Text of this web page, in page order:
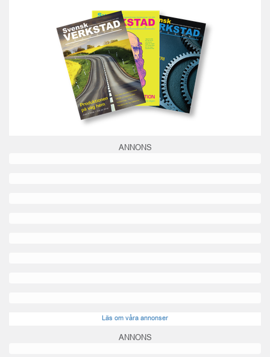
ANNONS
Läs om våra annonser
ANNONS